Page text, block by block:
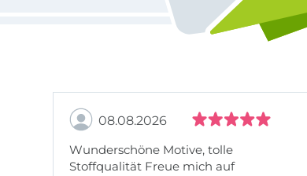
08.08.2026
Wunderschöne Motive, tolle
Stoffqualität Freue mich auf